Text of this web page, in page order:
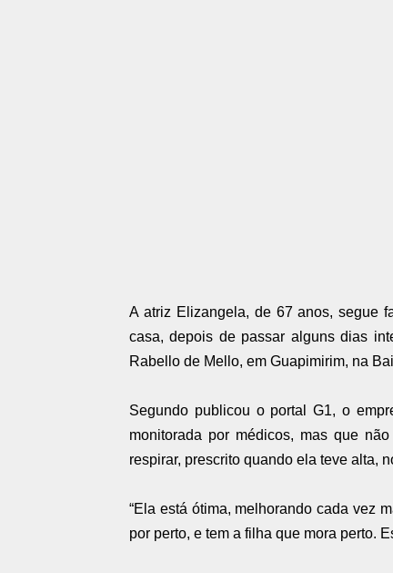
A atriz Elizangela, de 67 anos, segue
casa, depois de passar alguns dias
Rabello de Mello, em Guapimirim, na
Segundo publicou o portal G1, o
monitorada por médicos, mas que
respirar, prescrito quando ela teve alta,
“Ela está ótima, melhorando cada vez
por perto, e tem a filha que mora perto.